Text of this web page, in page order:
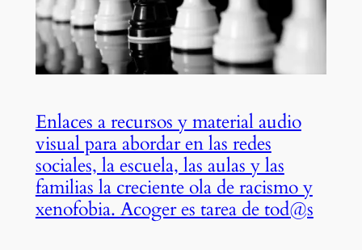
Enlaces a recursos y material audio
visual para abordar en las redes
sociales, la escuela, las aulas y las
familias la creciente ola de racismo y
xenofobia. Acoger es tarea de tod@s